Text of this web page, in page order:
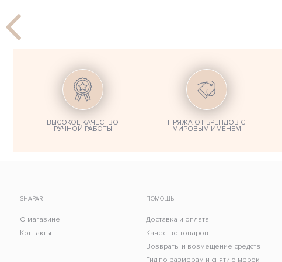
ВЫСОКОЕ КАЧЕСТВО
РУЧНОЙ РАБОТЫ
ПРЯЖА ОТ БРЕНДОВ С
МИРОВЫМ ИМЕНЕМ
SHAPAR
О магазине
Контакты
ПОМОЩЬ
Доставка и оплата
Качество товаров
Возвраты и возмещение средств
Гид по размерам и снятию мерок